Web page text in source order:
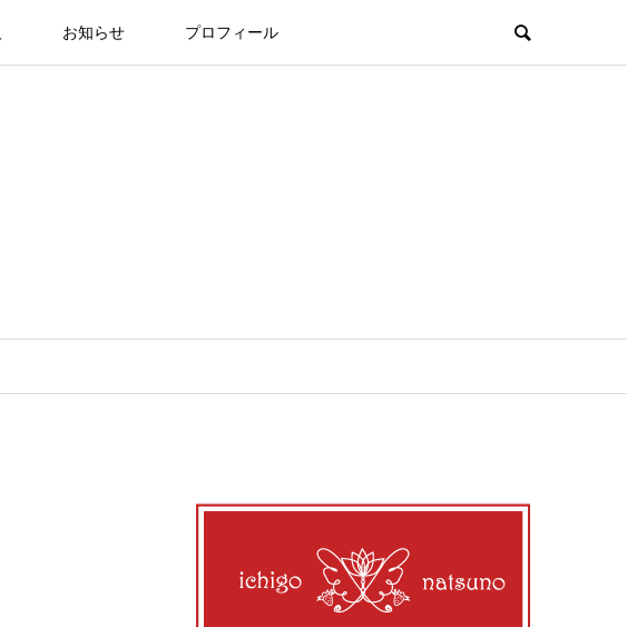
お知らせ プロフィール